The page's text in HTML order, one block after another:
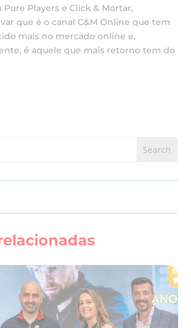
Players e Click & Mortar,
que é o canal C&M Online que tem
mais no mercado online e,
é aquele que mais retorno tem do